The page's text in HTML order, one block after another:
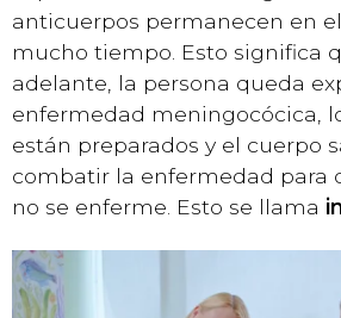
anticuerpos permanecen en
mucho tiempo. Esto significa
adelante, la persona queda
enfermedad meningocócica,
están preparados y el cuerpo
combatir la enfermedad para
no se enferme. Esto se llama